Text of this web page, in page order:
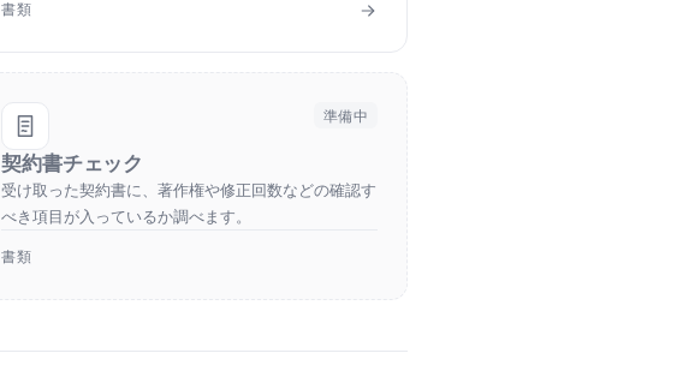
書類
準備中
契約書チェック
受け取った契約書に、著作権や修正回数などの確認す
べき項目が入っているか調べます。
書類